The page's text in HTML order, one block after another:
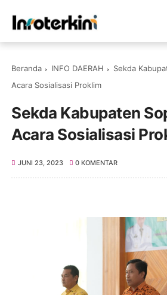
Beranda INFO DAERAH
Sekda
Acara Sosialisasi Proklim
Sekda Kabupaten
Acara Sosialisasi
JUNI 23, 2023 0 KOMENTAR